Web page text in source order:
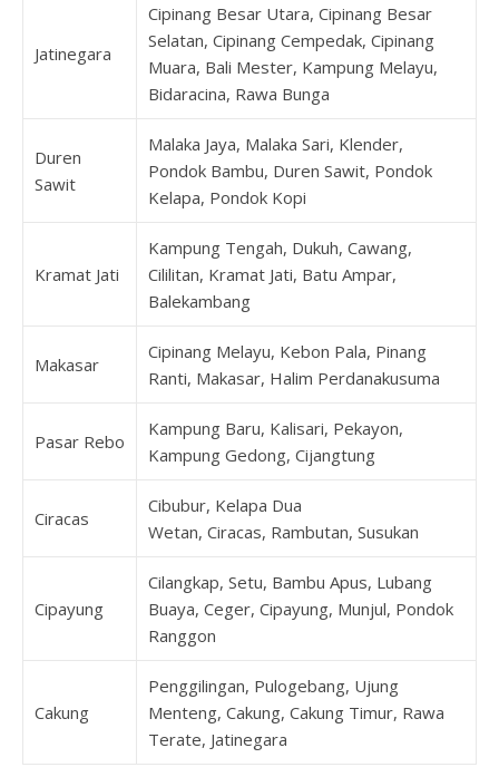
Jatinegara
Cipinang Besar Utara, Cipinang Besar
Selatan, Cipinang Cempedak, Cipinang
Muara, Bali Mester, Kampung Melayu,
Bidaracina, Rawa Bunga
Duren
Sawit
Malaka Jaya, Malaka Sari, Klender,
Pondok Bambu, Duren Sawit, Pondok
Kelapa, Pondok Kopi
Kramat Jati
Kampung Tengah, Dukuh, Cawang,
Cililitan, Kramat Jati, Batu Ampar,
Balekambang
Makasar
Cipinang Melayu, Kebon Pala, Pinang
Ranti, Makasar, Halim Perdanakusuma
Pasar Rebo
Kampung Baru, Kalisari, Pekayon,
Kampung Gedong, Cijangtung
Ciracas
Cibubur, Kelapa Dua
Wetan, Ciracas, Rambutan, Susukan
Cipayung
Cilangkap, Setu, Bambu Apus, Lubang
Buaya, Ceger, Cipayung, Munjul, Pondok
Ranggon
Cakung
Penggilingan, Pulogebang, Ujung
Menteng, Cakung, Cakung Timur, Rawa
Terate, Jatinegara